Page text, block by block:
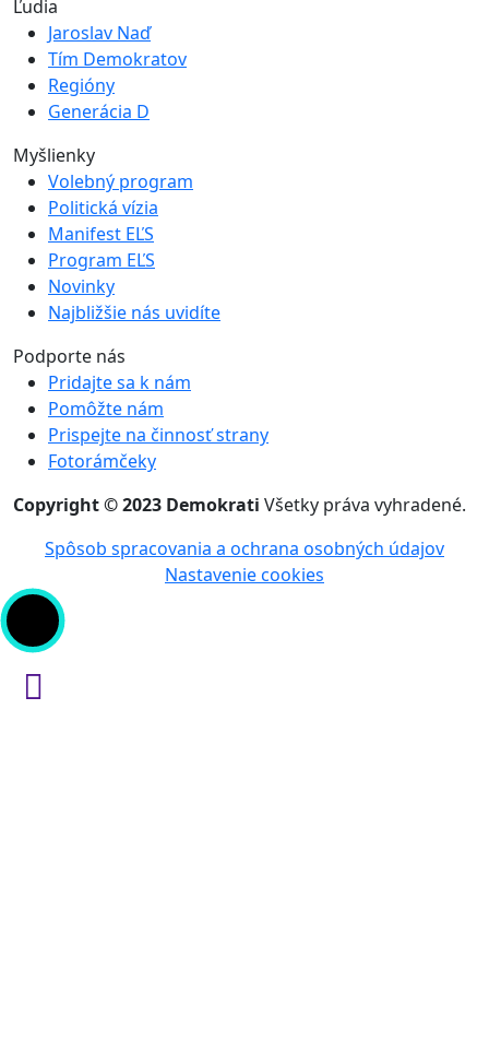
Ľudia
Jaroslav Naď
Tím Demokratov
Regióny
Generácia D
Myšlienky
Volebný program
Politická vízia
Manifest EĽS
Program EĽS
Novinky
Najbližšie nás uvidíte
Podporte nás
Pridajte sa k nám
Pomôžte nám
Prispejte na činnosť strany
Fotorámčeky
Copyright © 2023 Demokrati Všetky práva vyhradené.
Spôsob spracovania a ochrana osobných údajov
Nastavenie cookies